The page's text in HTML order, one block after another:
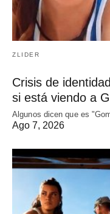
ZLIDER
Crisis de
si está viendo a
Algunos dicen que es
Ago 7, 2026